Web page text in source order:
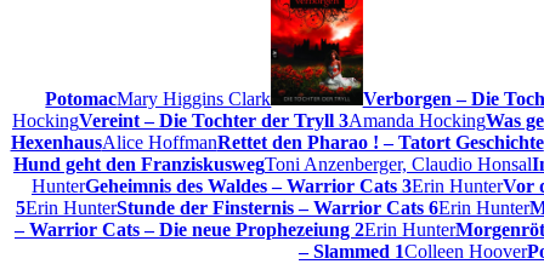
PotomacMary Higgins Clark
Verborgen – Die
HockingVereint – Die Tochter der Tryll 3Amanda HockingWas
HexenhausAlice HoffmanRettet den Pharao ! – Tatort Geschichte
Hund geht den FranziskuswegToni Anzenberger, Claudio Honsal
HunterGeheimnis des Waldes – Warrior Cats 3Erin HunterVor
5Erin HunterStunde der Finsternis – Warrior Cats 6Erin Hunter
– Warrior Cats – Die neue Prophezeiung 2Erin Hunter
– Slammed 1Colleen Hoover